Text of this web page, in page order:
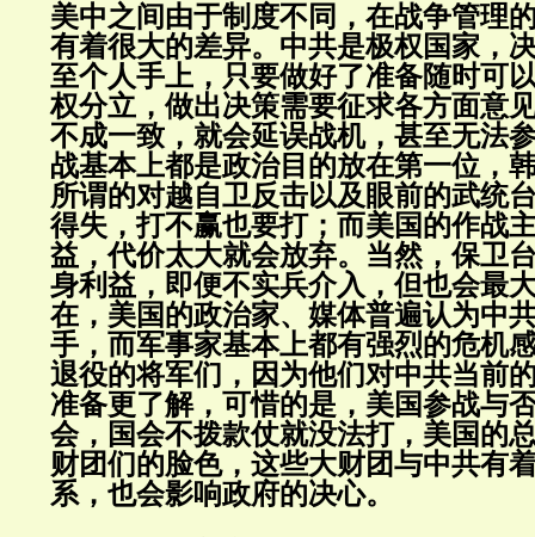
美中之间由于制度不同，在战争管理
有着很大的差异。中共是极权国家，
至个人手上，只要做好了准备随时可
权分立，做出决策需要征求各方面意
不成一致，就会延误战机，甚至无法
战基本上都是政治目的放在第一位，
所谓的对越自卫反击以及眼前的武统
得失，打不赢也要打；而美国的作战
益，代价太大就会放弃。当然，保卫
身利益，即便不实兵介入，但也会最
在，美国的政治家、媒体普遍认为中
手，而军事家基本上都有强烈的危机
退役的将军们，因为他们对中共当前
准备更了解，可惜的是，美国参战与
会，国会不拨款仗就没法打，美国的
财团们的脸色，这些大财团与中共有
系，也会影响政府的决心。